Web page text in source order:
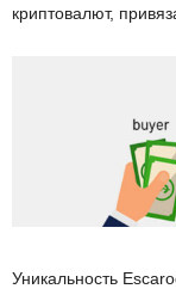
криптовалют,
Уникальность